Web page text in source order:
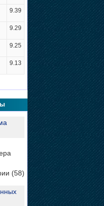
9.39
9.29
9.25
9.13
(58)